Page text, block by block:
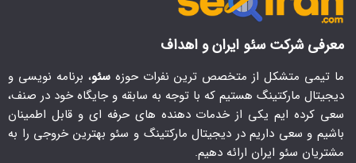
معرفی شرکت سئو ایران و اهداف
ما تیمی متشکل از متخصص ترین نفرات حوزه سئو، برنامه نویسی و
دیجیتال مارکتینگ هستیم که با توجه به سابقه و جایگاه خود در صنف،
سعی کرده ایم یکی از خدمات دهنده های حرفه ای و قابل اطمینان
باشیم و سعی داریم در دیجیتال مارکتینگ و سئو بهترین خروجی را به
مشتریان سئو ایران ارائه دهیم.